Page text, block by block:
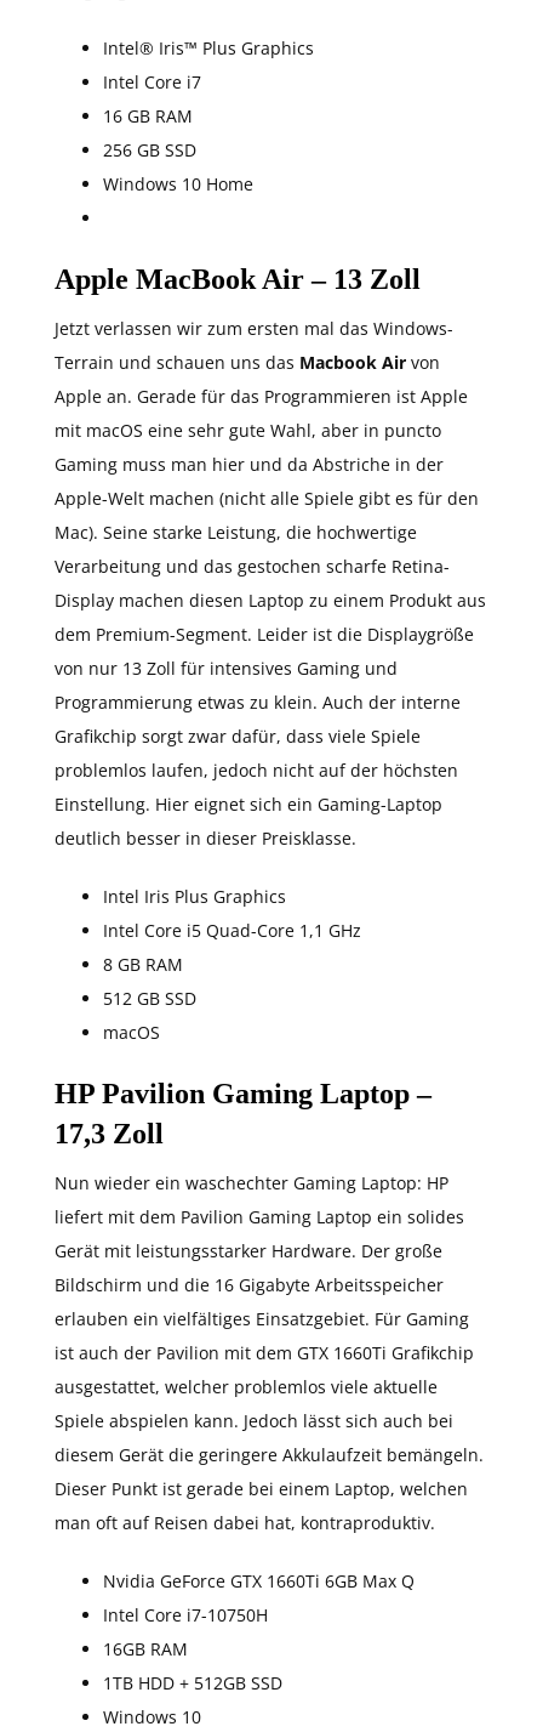
Intel® Iris™ Plus Graphics
Intel Core i7
16 GB RAM
256 GB SSD
Windows 10 Home
Apple MacBook Air – 13 Zoll
Jetzt verlassen wir zum ersten mal das Windows-
Terrain und schauen uns das Macbook Air von
Apple an. Gerade für das Programmieren ist Apple
mit macOS eine sehr gute Wahl, aber in puncto
Gaming muss man hier und da Abstriche in der
Apple-Welt machen (nicht alle Spiele gibt es für den
Mac). Seine starke Leistung, die hochwertige
Verarbeitung und das gestochen scharfe Retina-
Display machen diesen Laptop zu einem Produkt aus
dem Premium-Segment. Leider ist die Displaygröße
von nur 13 Zoll für intensives Gaming und
Programmierung etwas zu klein. Auch der interne
Grafikchip sorgt zwar dafür, dass viele Spiele
problemlos laufen, jedoch nicht auf der höchsten
Einstellung. Hier eignet sich ein Gaming-Laptop
deutlich besser in dieser Preisklasse.
Intel Iris Plus Graphics
Intel Core i5 Quad-Core 1,1 GHz
8 GB RAM
512 GB SSD
macOS
HP Pavilion Gaming Laptop –
17,3 Zoll
Nun wieder ein waschechter Gaming Laptop: HP
liefert mit dem Pavilion Gaming Laptop ein solides
Gerät mit leistungsstarker Hardware. Der große
Bildschirm und die 16 Gigabyte Arbeitsspeicher
erlauben ein vielfältiges Einsatzgebiet. Für Gaming
ist auch der Pavilion mit dem GTX 1660Ti Grafikchip
ausgestattet, welcher problemlos viele aktuelle
Spiele abspielen kann. Jedoch lässt sich auch bei
diesem Gerät die geringere Akkulaufzeit bemängeln.
Dieser Punkt ist gerade bei einem Laptop, welchen
man oft auf Reisen dabei hat, kontraproduktiv.
Nvidia GeForce GTX 1660Ti 6GB Max Q
Intel Core i7-10750H
16GB RAM
1TB HDD + 512GB SSD
Windows 10